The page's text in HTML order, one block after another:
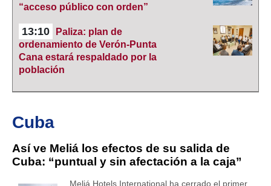
“acceso público con orden”
13:10
Paliza: plan de
ordenamiento de Verón-Punta
Cana estará respaldado por la
población
Cuba
Así ve Meliá los efectos de su salida de
Cuba: “puntual y sin afectación a la caja”
Meliá Hotels International ha cerrado el primer